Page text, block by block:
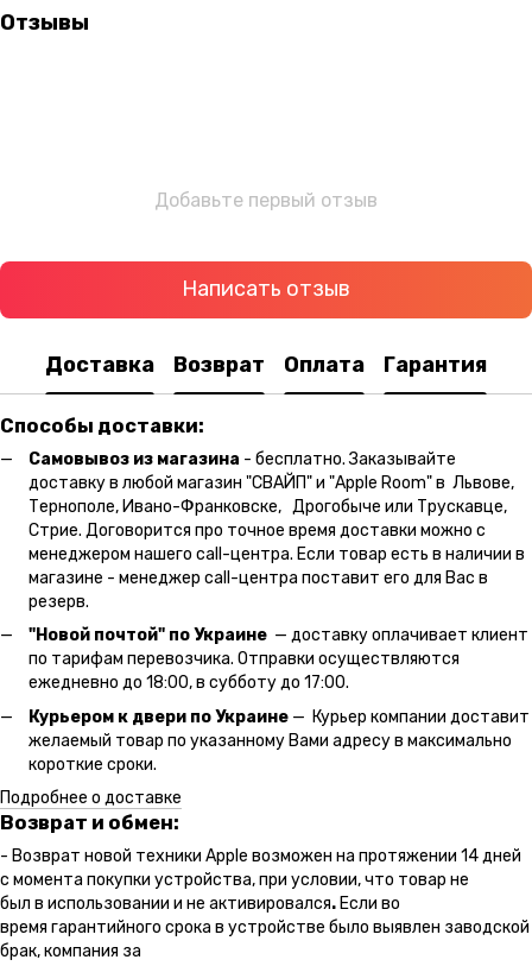
Отзывы
Добавьте первый отзыв
Написать отзыв
Доставка Возврат Оплата Гарантия
Способы доставки:
Самовывоз из магазина - бесплатно. Заказывайте
доставку в любой магазин "СВАЙП" и "Apple Room" в Львове,
Тернополе, Ивано-Франковске, Дрогобыче или Трускавце,
Стрие. Договорится про точное время доставки можно с
менеджером нашего call-центра. Если товар есть в наличии в
магазине - менеджер call-центра поставит его для Вас в
резерв.
"Новой почтой" по Украине — доставку оплачивает клиент
по тарифам перевозчика. Отправки осуществляются
ежедневно до 18:00, в субботу до 17:00.
Курьером к двери по Украине — Курьер компании доставит
желаемый товар по указанному Вами адресу в максимально
короткие сроки.
Подробнее о доставке
Возврат и обмен:
- Возврат новой техники Apple возможен на протяжении 14 дней
с момента покупки устройства, при условии, что товар не
был в использовании и не активировался. Если во
время гарантийного срока в устройстве было выявлен заводской
брак, компания за